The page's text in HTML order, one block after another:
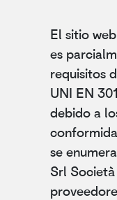
El sitio
es
requisitos
UNI EN
debido a
se
Srl